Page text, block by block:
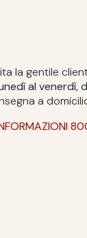
la gentile
al venerdì,
a